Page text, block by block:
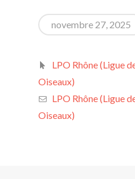
novembre 27, 2025
LPO Rhône (Ligue
Oiseaux)
LPO Rhône (Ligue
Oiseaux)